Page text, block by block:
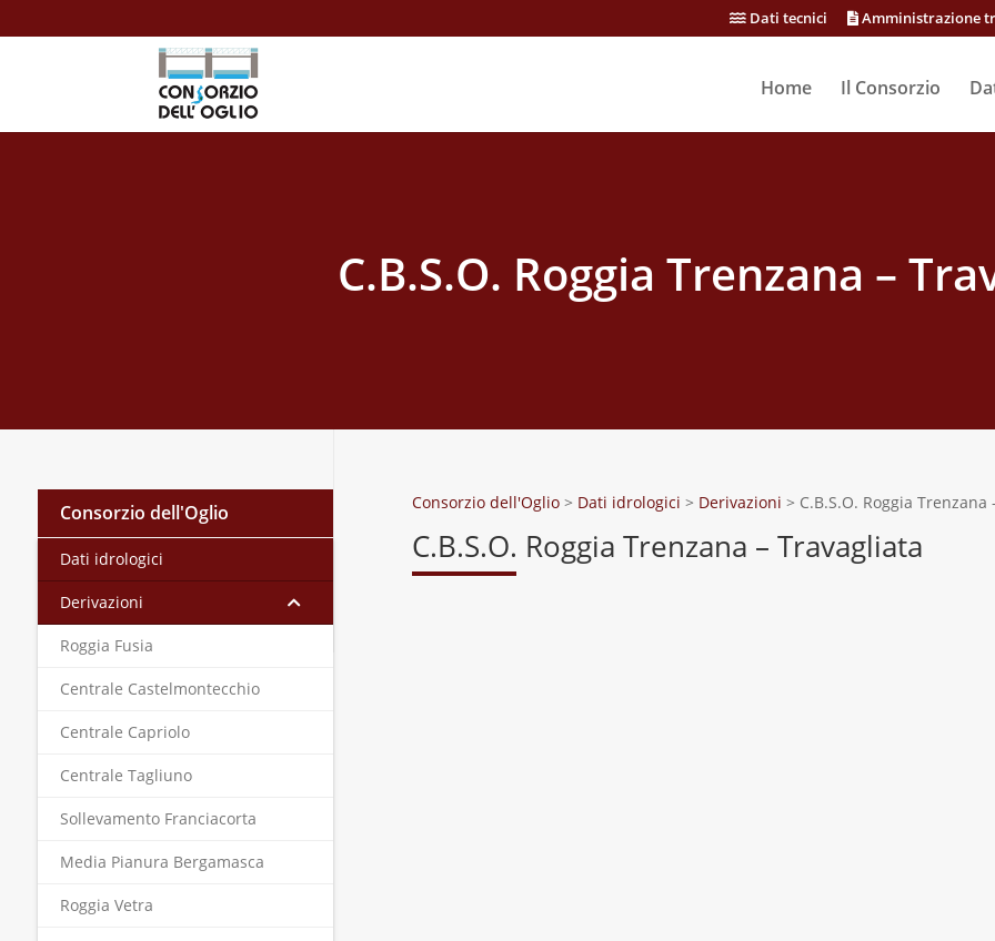
Dati tecnici Amministrazione
Home Il Consorzio
C.B.S.O. Roggia Trenzana –
Consorzio dell'Oglio > Dati idrologici > Derivazioni > C.B.S.O. Roggia Trenzana
C.B.S.O. Roggia Trenzana – Travagliata
Consorzio dell'Oglio
Dati idrologici
Derivazioni
Roggia Fusia
Centrale Castelmontecchio
Centrale Capriolo
Centrale Tagliuno
Sollevamento Franciacorta
Media Pianura Bergamasca
Roggia Vetra